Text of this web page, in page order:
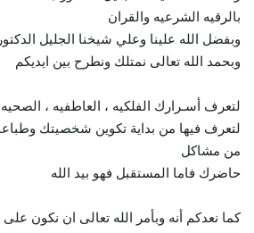
بالرقيه الشرعيه والقران
وبفضل الله علينا وعلي شيخنا الجليل
وبحمد الله تعالى نمتلك ونطرح بين ايديكم
لتعرف أسـرارك الفلكيه ، العاطفيه ، الصحيه
لتعرف فيها من بداية تكوين شخصيتك
من مشاكل
حاضرك فاما المستقبل فهو بيد الله
كما نعدكم أنه وبأمر الله تعالى ان نكون